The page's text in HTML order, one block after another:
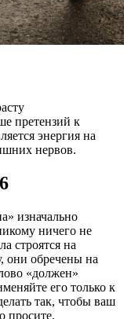
претензий к
энергия на
нервов.
изначально
ничего не
строятся на
они обречены на
«должен»
его только к
так, чтобы ваш
просите.